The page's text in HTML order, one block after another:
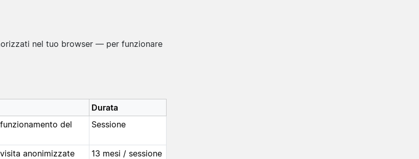
nel tuo browser — per funzionare
Durata
del
Sessione
anonimizzate 13 mesi / sessione